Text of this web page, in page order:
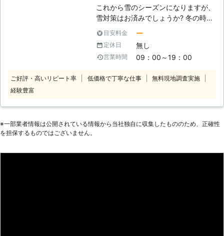
これから雪のシーズンになりますが、
雪対策はお済みでしょうか? 冬の時期
に怖いのは、なんといっても、大雪で
すよね。大雪が振ると、雪が大量に積
もって、駐車場から車が出せなかった
り、雪で玄関から出られないようなト
す。また、屋根に雪が積もると、積も
を防ぐためには、雪かきや雪下ろしが
し、雪下ろしは屋根の上に登って行う
目安料金 ー
定休日 無し
営業時間 09：00～19：00
ご好評・高いリピート率 低価格で丁寧な仕事
無料現地調査実施
経験豊富
※⼀部業者情報は公開されている情報から当社独⾃に収集したもののため、正確性
を担保するものではございません。